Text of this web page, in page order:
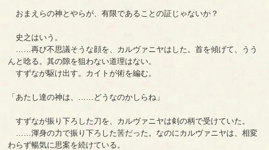
おまえらの神とやらが、有限であることの証じゃないか？
史之はいう。
……再び不思議そうな顔を、カルヴァニヤはした。首を傾げて、うう
んと唸る。其の隙を狙わない道理はない。
すずなが駆け出す。カイトが術を編む。
「あたし達の神は、……どうなのかしらね」
すずなが振り下ろした刀を、カルヴァニヤは剣の柄で受けていた。
……渾身の力で振り下ろした筈だった。なのにカルヴァニヤは、相変
わらず暢気に思案を続けている。